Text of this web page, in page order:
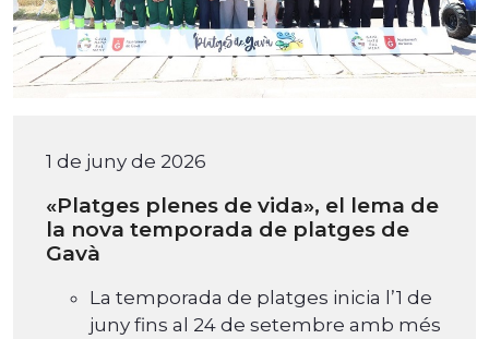
1 de juny de 2026
«Platges plenes de vida», el lema de
la nova temporada de platges de
Gavà
La temporada de platges inicia l’1 de
juny fins al 24 de setembre amb més